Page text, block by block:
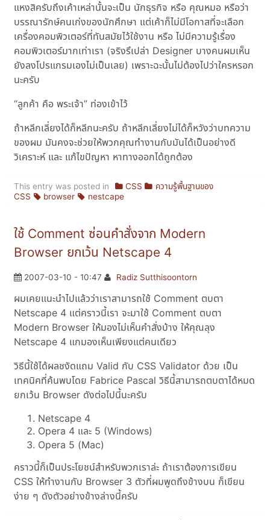
แหงสิครับถึงเค้าเหล่านั้นจะเป็น นักธุรกิจ หรือ คุณหมอ หรือว่า
บรรณารักษ์คนเก่งของนักศึกษา แต่เค้าก็ไม่มีโอกาสที่จะเลือก
เครื่องคอมพิวเตอร์ที่ทันสมัยไว้ใช้งาน หรือ ไม่มีความรู้เรื่อง
คอมพิวเตอร์มากเท่าเรา (จริงรึเปล่า Designer บางคนผมเห็น
ยังลงโปรแกรมเองไม่เป็นเลย) เพราะฉะนั้นไม่ต้องไปว่าใครหรอก
นะครับ
“ลูกค้า คือ พระเจ้า” ท่องเข้าไว้
ถ้าหลีกเลี่ยงได้ก็หลีกนะครับ ถ้าหลีกเลี่ยงไม่ได้ก็หวังว่าบทความ
ของผม มันคงจะช่วยให้พวกคุณทำงานกับมันได้เป็นอย่างดี
วิเคราะห์ และ แก้ไขปัญหา หาทางออกได้ถูกต้อง
This entry was posted in CSS
ความรู้พื้นฐานของ
CSS
browser nestcape
ใช้ Comment ซ่อนคำสั่งจาก Modern
Browser ยกเว้น Netscape 4
2007-03-10 - 10:47 Radiz Sutthisoontorn
ผมเคยแนะนำไปแล้วว่าเราสามารถใช้ Comment ตบตา
Netscape 4 แต่คราวนี้เรา จะมาใช้ Comment ตบตา
Modern Browser ให้มองไม่เห็นคำสั่งบ้าง ให้คุณลุง
Netscape 4 แกมองเห็นเพียงแต่คนเดียว
วิธีนี้ใช้ได้ผลชงัดแถม Valid กับ CSS Validator ด้วย เป็น
เทคนิคที่ค้นพบโดย Fabrice Pascal วิธีนี้สามารถตบตาได้หมด
ยกเว้น Browser ดังต่อไปนี้นะครับ
Netscape 4
Opera 4 และ 5 (Windows)
Opera 5 (Mac)
คราวนี้ก็เป็นประโยชน์สำหรับพวกเราล่ะ ถ้าเราต้องการเขียน
CSS ให้ทำงานกับ Browser 3 ตัวที่ผมพูดถึงข้างบน ก็เขียน
ง่าย ๆ ดังตัวอย่างข้างล่างนี้ครับ